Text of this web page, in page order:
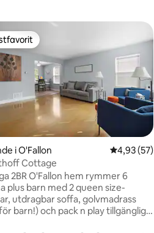
betyg, 119 omdömen
i O'Fallon 4,93 av 5
4,93 (57)
Cottage
2BR O'Fallon hem rymmer 6
plus barn med 2 queen size-
utdragbar soffa, golvmadrass
barn!) och pack n play tillgängliga